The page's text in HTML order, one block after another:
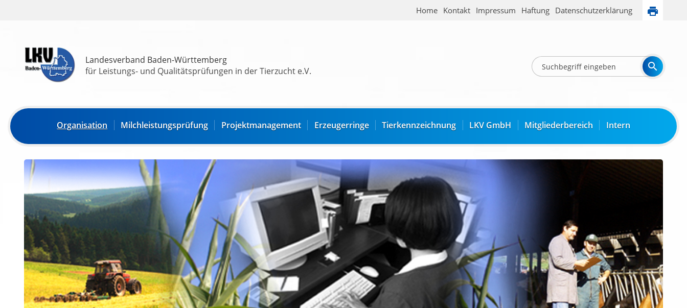
Home Kontakt Impressum Haftung Datenschutzerklärung
Landesverband Baden-Württemberg
für Leistungs- und Qualitätsprüfungen in der Tierzucht e.V.
Organisation Milchleistungsprüfung Projektmanagement Erzeugerringe Tierkennzeichnung LKV GmbH Mitgliederbereich Intern